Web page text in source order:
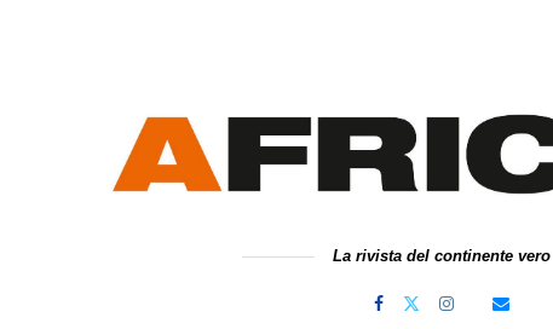
La rivista del continente vero